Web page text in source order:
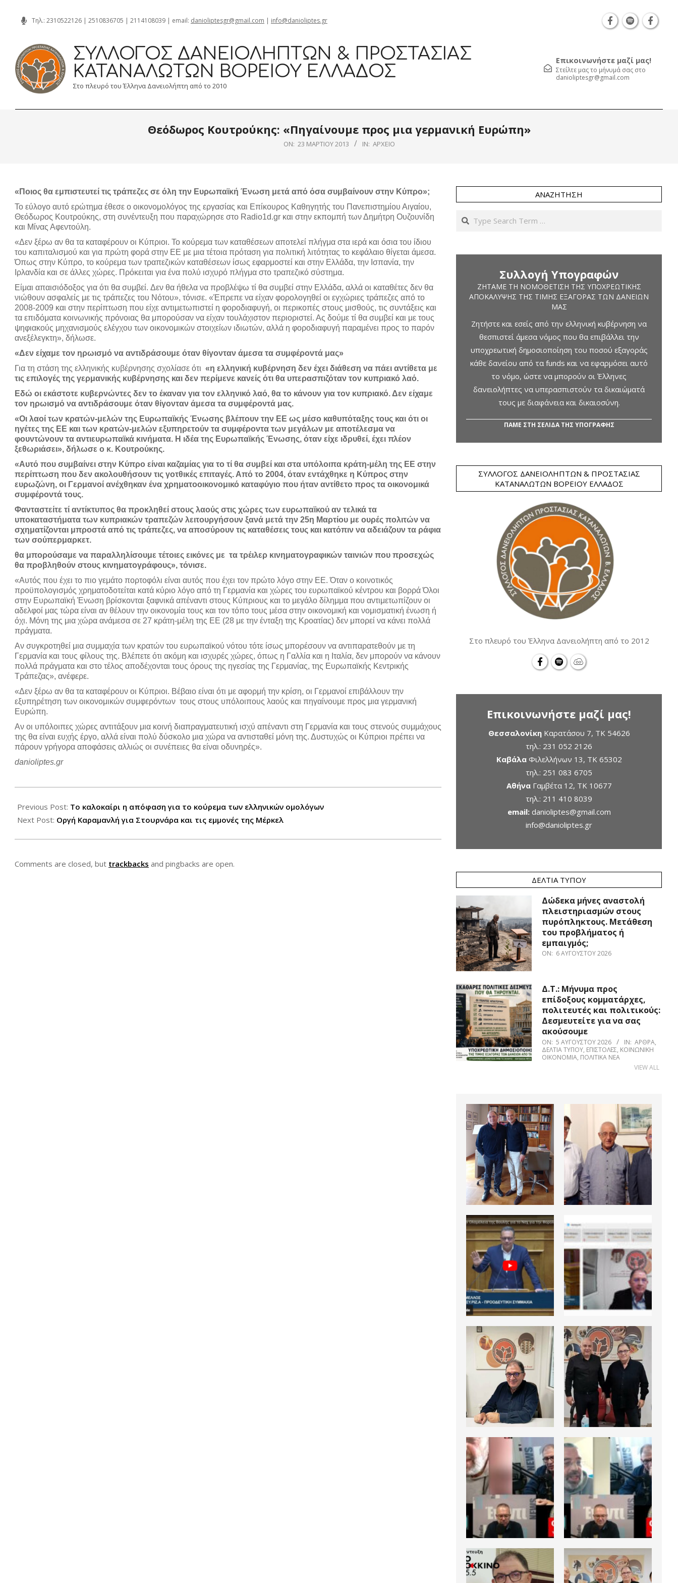
content
Τηλ.: 2310522126 | 2510836705 | 2114108039 | email: danioliptesgr@gmail.com | info@danioliptes.gr
ΣΎΛΛΟΓΟΣ ΔΑΝΕΙΟΛΗΠΤΏΝ & ΠΡΟΣΤΑΣΊΑΣ
ΚΑΤΑΝΑΛΩΤΏΝ ΒΟΡΕΊΟΥ ΕΛΛΆΔΟΣ
Στο πλευρό του Έλληνα Δανειολήπτη από το 2010
Επικοινωνήστε μαζί μας!
Στείλτε μας το μήνυμά σας στο
danioliptesgr@gmail.com
Θεόδωρος Κουτρούκης: «Πηγαίνουμε προς μια γερμανική Ευρώπη»
ON: 23 ΜΑΡΤΊΟΥ 2013 IN: ΑΡΧΕΊΟ
«Ποιος θα εμπιστευτεί τις τράπεζες σε όλη την Ευρωπαϊκή Ένωση μετά από όσα συμβαίνουν στην Κύπρο»;
Το εύλογο αυτό ερώτημα έθεσε ο οικονομολόγος της εργασίας και Επίκουρος Καθηγητής του Πανεπιστημίου Αιγαίου,
Θεόδωρος Κουτρούκης, στη συνέντευξη που παραχώρησε στο Radio1d.gr και στην εκπομπή των Δημήτρη Ουζουνίδη
και Μίνας Αφεντούλη.
«Δεν ξέρω αν θα τα καταφέρουν οι Κύπριοι. Το κούρεμα των καταθέσεων αποτελεί πλήγμα στα ιερά και όσια του ίδιου
του καπιταλισμού και για πρώτη φορά στην ΕΕ με μια τέτοια πρόταση για πολιτική λιτότητας το κεφάλαιο θίγεται άμεσα.
Όπως στην Κύπρο, το κούρεμα των τραπεζικών καταθέσεων ίσως εφαρμοστεί και στην Ελλάδα, την Ισπανία, την
Ιρλανδία και σε άλλες χώρες. Πρόκειται για ένα πολύ ισχυρό πλήγμα στο τραπεζικό σύστημα.
Είμαι απαισιόδοξος για ότι θα συμβεί. Δεν θα ήθελα να προβλέψω τί θα συμβεί στην Ελλάδα, αλλά οι καταθέτες δεν θα
νιώθουν ασφαλείς με τις τράπεζες του Νότου», τόνισε. «Έπρεπε να είχαν φορολογηθεί οι εγχώριες τράπεζες από το
2008-2009 και στην περίπτωση που είχε αντιμετωπιστεί η φοροδιαφυγή, οι περικοπές στους μισθούς, τις συντάξεις και
τα επιδόματα κοινωνικής πρόνοιας θα μπορούσαν να είχαν τουλάχιστον περιοριστεί. Ας δούμε τί θα συμβεί και με τους
ψηφιακούς μηχανισμούς ελέγχου των οικονομικών στοιχείων ιδιωτών, αλλά η φοροδιαφυγή παραμένει προς το παρόν
ανεξέλεγκτη», δήλωσε.
«Δεν είχαμε τον ηρωισμό να αντιδράσουμε όταν θίγονταν άμεσα τα συμφέροντά μας»
Για τη στάση της ελληνικής κυβέρνησης σχολίασε ότι «η ελληνική κυβέρνηση δεν έχει διάθεση να πάει αντίθετα με
τις επιλογές της γερμανικής κυβέρνησης και δεν περίμενε κανείς ότι θα υπερασπιζόταν τον κυπριακό λαό.
Εδώ οι εκάστοτε κυβερνώντες δεν το έκαναν για τον ελληνικό λαό, θα το κάνουν για τον κυπριακό. Δεν είχαμε
τον ηρωισμό να αντιδράσουμε όταν θίγονταν άμεσα τα συμφέροντά μας.
«Οι λαοί των κρατών-μελών της Ευρωπαϊκής Ένωσης βλέπουν την ΕΕ ως μέσο καθυπόταξης τους και ότι οι
ηγέτες της ΕΕ και των κρατών-μελών εξυπηρετούν τα συμφέροντα των μεγάλων με αποτέλεσμα να
φουντώνουν τα αντιευρωπαϊκά κινήματα. Η ιδέα της Ευρωπαϊκής Ένωσης, όταν είχε ιδρυθεί, έχει πλέον
ξεθωριάσει», δήλωσε ο κ. Κουτρούκης.
«Αυτό που συμβαίνει στην Κύπρο είναι καζαμίας για το τί θα συμβεί και στα υπόλοιπα κράτη-μέλη της ΕΕ στην
περίπτωση που δεν ακολουθήσουν τις γοτθικές επιταγές. Από το 2004, όταν εντάχθηκε η Κύπρος στην
ευρωζώνη, οι Γερμανοί ανέχθηκαν ένα χρηματοοικονομικό καταφύγιο που ήταν αντίθετο προς τα οικονομικά
συμφέροντά τους.
Φανταστείτε τί αντίκτυπος θα προκληθεί στους λαούς στις χώρες των ευρωπαϊκού αν τελικά τα
υποκαταστήματα των κυπριακών τραπεζών λειτουργήσουν ξανά μετά την 25η Μαρτίου με ουρές πολιτών να
σχηματίζονται μπροστά από τις τράπεζες, να αποσύρουν τις καταθέσεις τους και κατόπιν να αδειάζουν τα ράφια
των σούπερμαρκετ.
θα μπορούσαμε να παραλληλίσουμε τέτοιες εικόνες με τα τρέιλερ κινηματογραφικών ταινιών που προσεχώς
θα προβληθούν στους κινηματογράφους», τόνισε.
«Αυτός που έχει το πιο γεμάτο πορτοφόλι είναι αυτός που έχει τον πρώτο λόγο στην ΕΕ. Όταν ο κοινοτικός
προϋπολογισμός χρηματοδοτείται κατά κύριο λόγο από τη Γερμανία και χώρες του ευρωπαϊκού κέντρου και βορρά Όλοι
στην Ευρωπαϊκή Ένωση βρίσκονται ξαφνικά απέναντι στους Κύπριους και το μεγάλο δίλημμα που αντιμετωπίζουν οι
αδελφοί μας τώρα είναι αν θέλουν την οικονομία τους και τον τόπο τους μέσα στην οικονομική και νομισματική ένωση ή
όχι. Μόνη της μια χώρα ανάμεσα σε 27 κράτη-μέλη της ΕΕ (28 με την ένταξη της Κροατίας) δεν μπορεί να κάνει πολλά
πράγματα.
Αν συγκροτηθεί μια συμμαχία των κρατών του ευρωπαϊκού νότου τότε ίσως μπορέσουν να αντιπαρατεθούν με τη
Γερμανία και τους φίλους της. Βλέπετε ότι ακόμη και ισχυρές χώρες, όπως η Γαλλία και η Ιταλία, δεν μπορούν να κάνουν
πολλά πράγματα και στο τέλος αποδέχονται τους όρους της ηγεσίας της Γερμανίας, της Ευρωπαϊκής Κεντρικής
Τράπεζας», ανέφερε.
«Δεν ξέρω αν θα τα καταφέρουν οι Κύπριοι. Βέβαιο είναι ότι με αφορμή την κρίση, οι Γερμανοί επιβάλλουν την
εξυπηρέτηση των οικονομικών συμφερόντων τους στους υπόλοιπους λαούς και πηγαίνουμε προς μια γερμανική
Ευρώπη.
Αν οι υπόλοιπες χώρες αντιτάξουν μια κοινή διαπραγματευτική ισχύ απέναντι στη Γερμανία και τους στενούς συμμάχους
της θα είναι ευχής έργο, αλλά είναι πολύ δύσκολο μια χώρα να αντισταθεί μόνη της. Δυστυχώς οι Κύπριοι πρέπει να
πάρουν γρήγορα αποφάσεις αλλιώς οι συνέπειες θα είναι οδυνηρές».
danioliptes.gr
03-
23
Previous Post: Το καλοκαίρι η απόφαση για το κούρεμα των ελληνικών ομολόγων
Next Post: Οργή Καραμανλή για Στουρνάρα και τις εμμονές της Μέρκελ
Comments are closed, but trackbacks and pingbacks are open.
ΑΝΑΖΉΤΗΣΗ
Search
Συλλογή Υπογραφών
ΖΗΤΆΜΕ ΤΗ ΝΟΜΟΘΈΤΙΣΗ ΤΗΣ ΥΠΟΧΡΕΩΤΙΚΉΣ
ΑΠΟΚΆΛΥΨΗΣ ΤΗΣ ΤΙΜΉΣ ΕΞΑΓΟΡΆΣ ΤΩΝ ΔΑΝΕΊΩΝ
ΜΑΣ
Ζητήστε και εσείς από την ελληνική κυβέρνηση να
θεσπιστεί άμεσα νόμος που θα επιβάλλει την
υποχρεωτική δημοσιοποίηση του ποσού εξαγοράς
κάθε δανείου από τα funds και να εφαρμόσει αυτό
το νόμο, ώστε να μπορούν οι Έλληνες
δανειολήπτες να υπερασπιστούν τα δικαιώματά
τους με διαφάνεια και δικαιοσύνη.
ΠΑΜΕ ΣΤΗ ΣΕΛΙΔΑ ΤΗΣ ΥΠΟΓΡΑΦΗΣ
ΣΎΛΛΟΓΟΣ ΔΑΝΕΙΟΛΗΠΤΏΝ & ΠΡΟΣΤΑΣΊΑΣ
ΚΑΤΑΝΑΛΩΤΏΝ ΒΟΡΕΊΟΥ ΕΛΛΆΔΟΣ
Στο πλευρό του Έλληνα Δανειολήπτη από το 2012
Επικοινωνήστε μαζί μας!
ΘεσσαλονίκηΚαρατάσου 7, TK 54626
τηλ.: 231 052 2126
ΚαβάλαΦιλελλήνων 13, ΤΚ 65302
τηλ.: 251 083 6705
ΑθήναΓαμβέτα 12, ΤΚ 10677
τηλ.: 211 410 8039
email: danioliptes@gmail.com
info@danioliptes.gr
ΔΕΛΤΊΑ ΤΎΠΟΥ
Δώδεκα μήνες αναστολή
πλειστηριασμών στους
πυρόπληκτους. Μετάθεση
του προβλήματος ή
εμπαιγμός;
ON: 6 ΑΥΓΟΎΣΤΟΥ 2026
Δ.Τ.: Μήνυμα προς
επίδοξους κομματάρχες,
πολιτευτές και πολιτικούς:
Δεσμευτείτε για να σας
ακούσουμε
ON: 5 ΑΥΓΟΎΣΤΟΥ 2026 IN: ΆΡΘΡΑ,
ΔΕΛΤΊΑ ΤΎΠΟΥ, ΕΠΙΣΤΟΛΈΣ, ΚΟΙΝΩΝΙΚΉ
ΟΙΚΟΝΟΜΊΑ, ΠΟΛΙΤΙΚΆ ΝΈΑ
VIEW ALL